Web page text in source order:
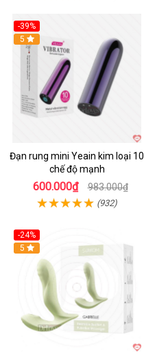
-39%
Hot
5
Đạn rung mini Yeain kim loại 10
chế độ mạnh
600.000₫ 983.000₫
(932)
-24%
Hot
5